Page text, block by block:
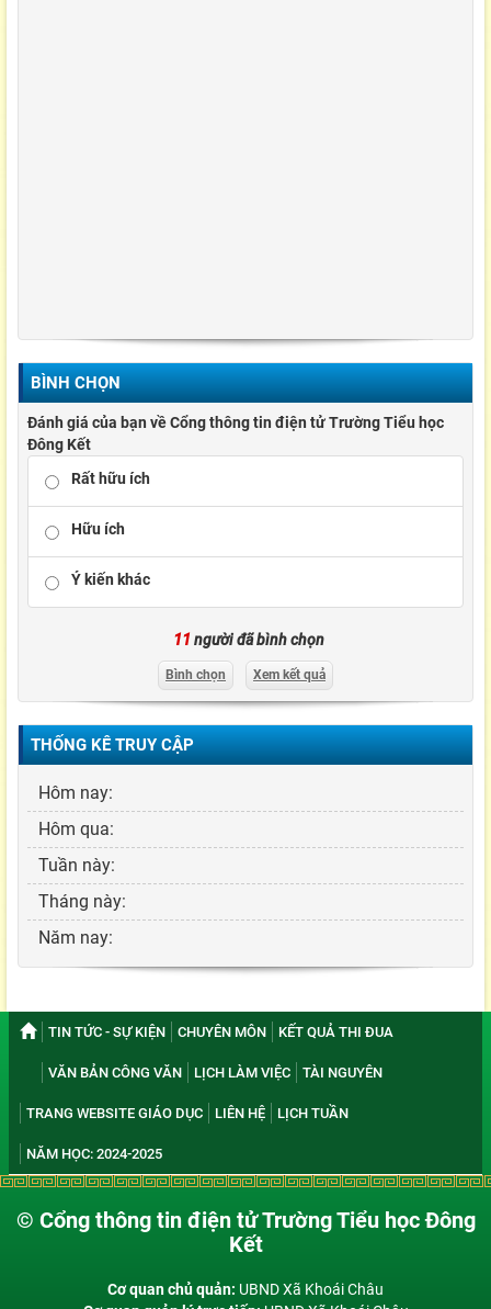
BÌNH CHỌN
Đánh giá của bạn về Cổng thông tin điện tử Trường Tiểu học
Đông Kết
Rất hữu ích
Hữu ích
Ý kiến khác
11 người đã bình chọn
Bình chọn Xem kết quả
THỐNG KÊ TRUY CẬP
Hôm nay:
Hôm qua:
Tuần này:
Tháng này:
Năm nay:
TIN TỨC - SỰ KIỆN CHUYÊN MÔN KẾT QUẢ THI ĐUA
VĂN BẢN CÔNG VĂN LỊCH LÀM VIỆC TÀI NGUYÊN
TRANG WEBSITE GIÁO DỤC LIÊN HỆ LỊCH TUẦN
NĂM HỌC: 2024-2025
© Cổng thông tin điện tử Trường Tiểu học Đông
Kết
Cơ quan chủ quản: UBND Xã Khoái Châu